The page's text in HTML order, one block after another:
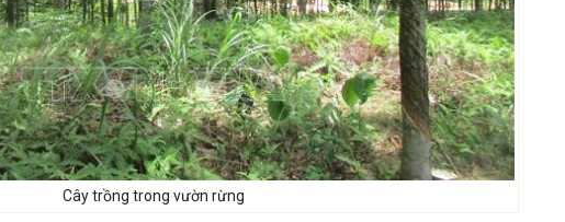
Cây trồng trong vườn rừng